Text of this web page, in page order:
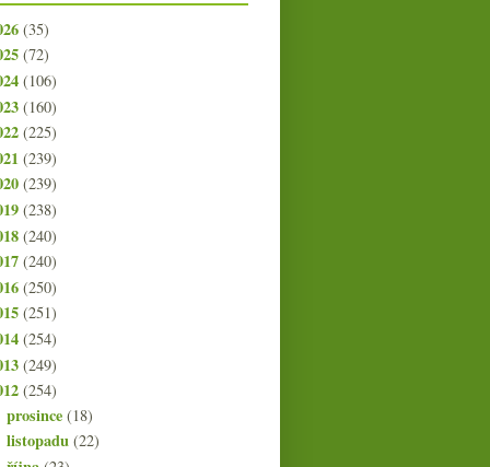
(35)
(72)
(106)
(160)
(225)
(239)
(239)
(238)
(240)
(240)
(250)
(251)
(254)
(249)
(254)
prosince(18)
listopadu(22)